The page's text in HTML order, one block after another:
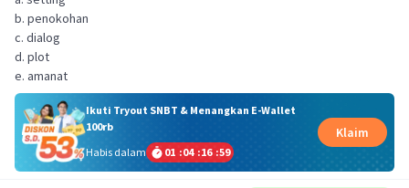
b. penokohan
c. dialog
d. plot
e. amanat
Ikuti Tryout SNBT & Menangkan E-Wallet
100rb
Habis dalam
01 :04 :16 :59
Klaim